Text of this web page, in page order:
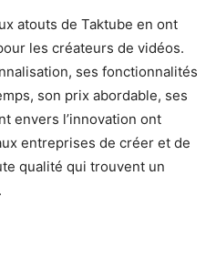
atouts de Taktube en ont
les créateurs de vidéos.
ses fonctionnalités
son prix abordable, ses
envers l’innovation ont
entreprises de créer et de
qualité qui trouvent un